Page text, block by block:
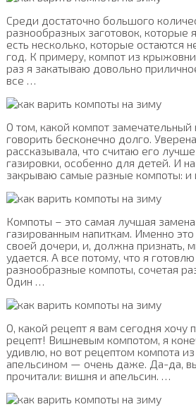
Среди достаточно большого
разнообразных заготовок, которые
есть несколько, которые остаются
год. К примеру, компот из
раз я закатываю довольно
все …
О том, какой компот замечательный
говорить бесконечно долго.
рассказывала, что считаю его
газировки, особенно для детей. И
закрываю самые разные компоты: и
Компоты – это самая лучшая
газированным напиткам. Именно
своей дочери, и, должна признать,
удается. А все потому, что я
разнообразные компоты, сочетая
Один …
О, какой рецепт я вам сегодня хочу
рецепт! Вишневым компотом, я
удивлю, но вот рецептом компота
апельсином — очень даже. Да-да,
прочитали: вишня и апельсин. …